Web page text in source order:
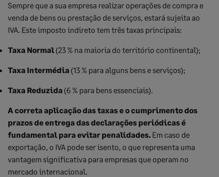
Sempre que a sua empresa realizar operações de compra e
venda de bens ou prestação de serviços, estará sujeita ao
IVA. Este imposto indireto tem três taxas principais:
Taxa Normal(23 % na maioria do território continental);
Taxa Intermédia (13 % para alguns bens e serviços);
Taxa Reduzida (6 % para bens essenciais).
A correta aplicação das taxas e o cumprimento dos
prazos de entrega das declarações periódicas é
fundamental para evitar penalidades. Em caso de
exportação, o IVA pode ser isento, o que representa uma
vantagem significativa para empresas que operam no
mercado internacional.